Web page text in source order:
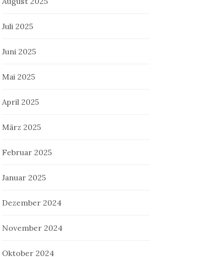
Juli 2025
Juni 2025
Mai 2025
April 2025
März 2025
Februar 2025
Januar 2025
Dezember 2024
November 2024
Oktober 2024